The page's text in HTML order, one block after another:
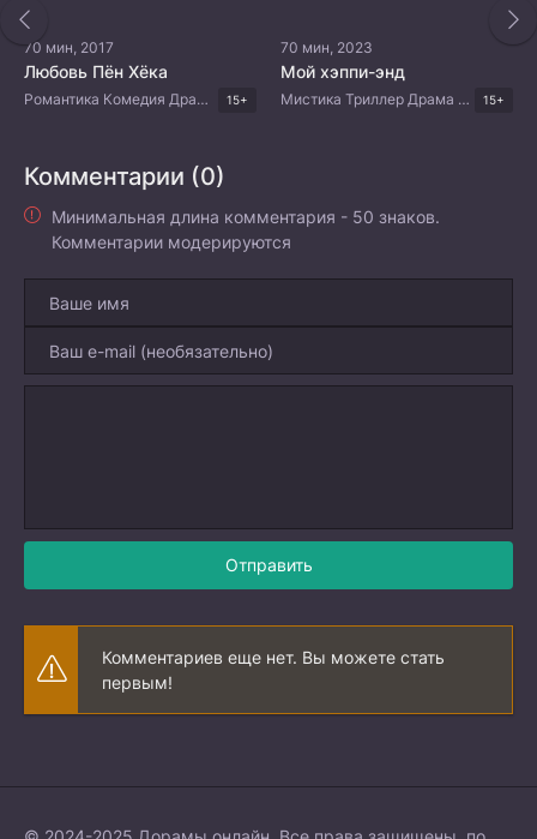
70 мин, 2017
Любовь Пён Хёка
Романтика Комедия Драма Корейские дорамы 15+
70 мин, 2023
Мой хэппи-энд
Мистика Триллер Драма Корейские дорамы 15+
Комментарии (0)
Минимальная длина комментария - 50 знаков.
Комментарии модерируются
Отправить
Комментариев еще нет. Вы можете стать
первым!